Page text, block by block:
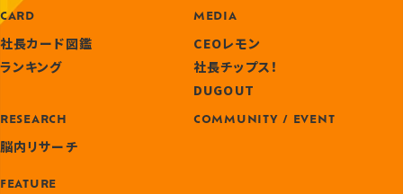
CARD
社長カード図鑑
ランキング
MEDIA
CEOレモン
社長チップス！
DUGOUT
RESEARCH
脳内リサーチ
FEATURE
COMMUNITY / EVENT